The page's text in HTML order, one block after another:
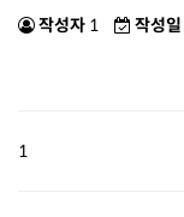
작성자 1 작성일
1